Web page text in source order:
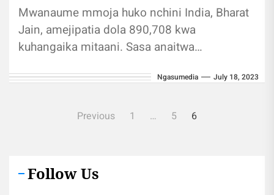
Mwanaume mmoja huko nchini India, Bharat
Jain, amejipatia dola 890,708 kwa
kuhangaika mitaani. Sasa anaitwa
mwanzo wake duni, Bharat...Ngasumedia July 18, 2023
Previous 1 … 5 6
Follow Us